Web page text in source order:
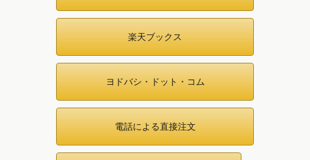
楽天ブックス
ヨドバシ・ドット・コム
電話による直接注文